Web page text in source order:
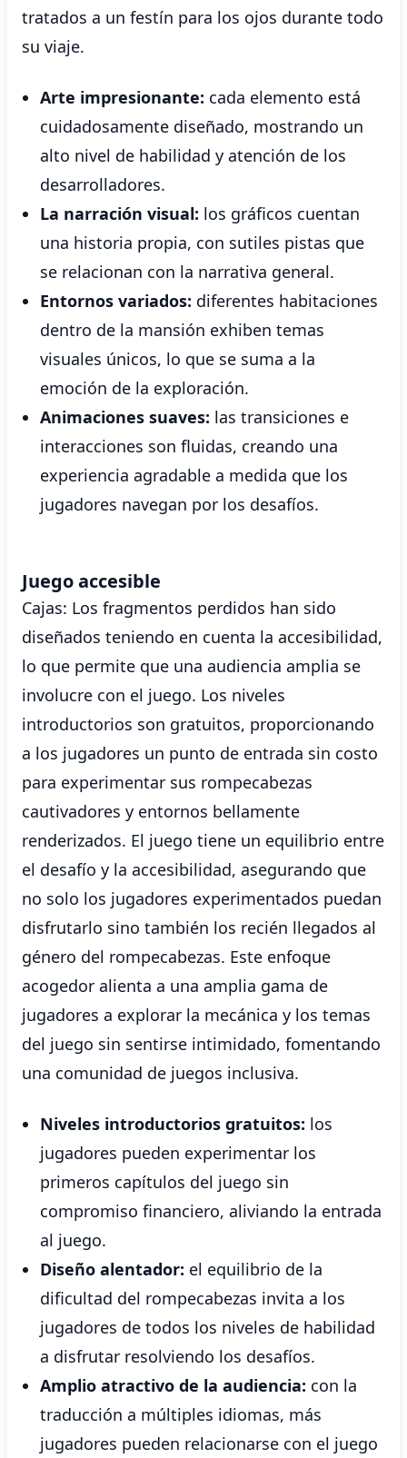
tratados a un festín para los ojos durante todo
su viaje.
Arte impresionante: cada elemento está
cuidadosamente diseñado, mostrando un
alto nivel de habilidad y atención de los
desarrolladores.
La narración visual: los gráficos cuentan
una historia propia, con sutiles pistas que
se relacionan con la narrativa general.
Entornos variados: diferentes habitaciones
dentro de la mansión exhiben temas
visuales únicos, lo que se suma a la
emoción de la exploración.
Animaciones suaves: las transiciones e
interacciones son fluidas, creando una
experiencia agradable a medida que los
jugadores navegan por los desafíos.
Juego accesible
Cajas: Los fragmentos perdidos han sido
diseñados teniendo en cuenta la accesibilidad,
lo que permite que una audiencia amplia se
involucre con el juego. Los niveles
introductorios son gratuitos, proporcionando
a los jugadores un punto de entrada sin costo
para experimentar sus rompecabezas
cautivadores y entornos bellamente
renderizados. El juego tiene un equilibrio entre
el desafío y la accesibilidad, asegurando que
no solo los jugadores experimentados puedan
disfrutarlo sino también los recién llegados al
género del rompecabezas. Este enfoque
acogedor alienta a una amplia gama de
jugadores a explorar la mecánica y los temas
del juego sin sentirse intimidado, fomentando
una comunidad de juegos inclusiva.
Niveles introductorios gratuitos: los
jugadores pueden experimentar los
primeros capítulos del juego sin
compromiso financiero, aliviando la entrada
al juego.
Diseño alentador: el equilibrio de la
dificultad del rompecabezas invita a los
jugadores de todos los niveles de habilidad
a disfrutar resolviendo los desafíos.
Amplio atractivo de la audiencia: con la
traducción a múltiples idiomas, más
jugadores pueden relacionarse con el juego